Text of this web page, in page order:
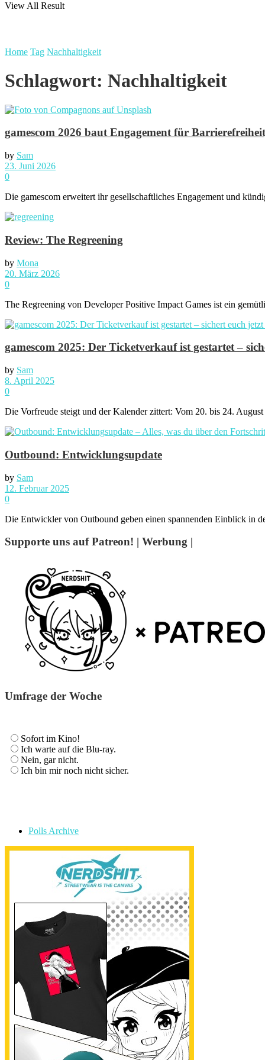
View All Result
Home Tag Nachhaltigkeit
Schlagwort: Nachhaltigkeit
gamescom 2026 baut Engagement für
by Sam
23. Juni 2026
0
Die gamescom erweitert ihr gesellschaftliches Engagement und
Review: The Regreening
by Mona
20. März 2026
0
The Regreening von Developer Positive Impact Games ist ein
gamescom 2025: Der Ticketverkauf ist gestartet –
by Sam
8. April 2025
0
Die Vorfreude steigt und der Kalender zittert: Vom 20. bis 24.
Outbound: Entwicklungsupdate
by Sam
12. Februar 2025
0
Die Entwickler von Outbound geben einen spannenden Einblick in
Supporte uns auf Patreon! | Werbung |
Umfrage der Woche
Sofort im Kino!
Ich warte auf die Blu-ray.
Nein, gar nicht.
Ich bin mir noch nicht sicher.
Polls Archive